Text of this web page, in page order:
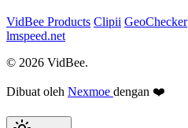
VidBee Products Clipii GeoChecker
lmspeed.net
© 2026 VidBee.
Dibuat oleh Nexmoe dengan ❤️